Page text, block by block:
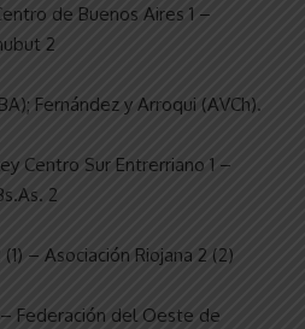
de Buenos Aires 1 –
2
Fernández y Arroqui (AVCh).
Centro Sur Entrerriano 1 –
2
– Asociación Riojana 2 (2)
Federación del Oeste de